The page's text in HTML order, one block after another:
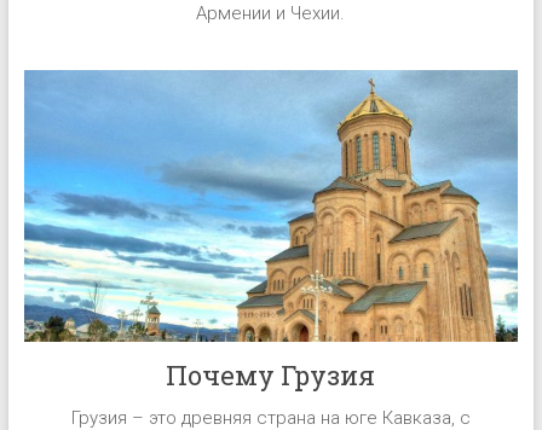
Армении и Чехии.
Почему Грузия
Грузия – это древняя страна на юге Кавказа, с